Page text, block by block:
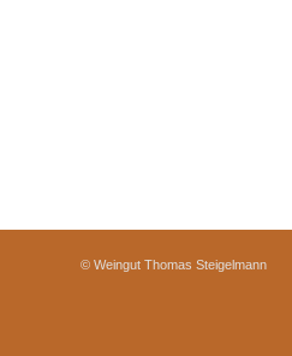
© Weingut Thomas Steigelmann